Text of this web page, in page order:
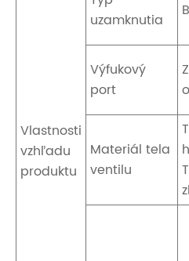
Vlastnosti
vzhľadu
produktu
uzamknutia
Výfukový
port
Materiál tela
ventilu